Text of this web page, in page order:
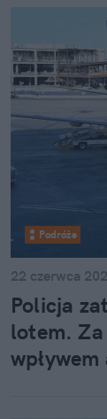
Podróże
22 czerwca
Policja
lotem. Za